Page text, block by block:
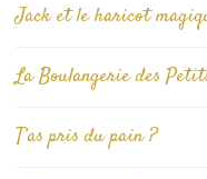
Jack et le haricot
La Boulangerie des
T’as pris du pain ?